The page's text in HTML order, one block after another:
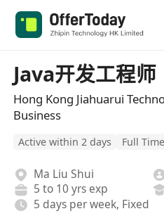
Java开发工程师
Hong Kong Jiahuarui
Business
Active within 2 days Full Time
Ma Liu Shui
5 to 10 yrs exp
5 days per week, Fixed